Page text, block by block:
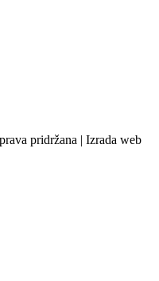
pridržana | Izrada web